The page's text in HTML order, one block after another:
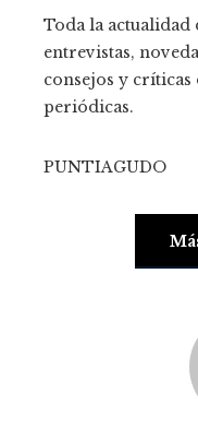
Toda la actualidad
entrevistas,
consejos y críticas
periódicas.
PUNTIAGUDO